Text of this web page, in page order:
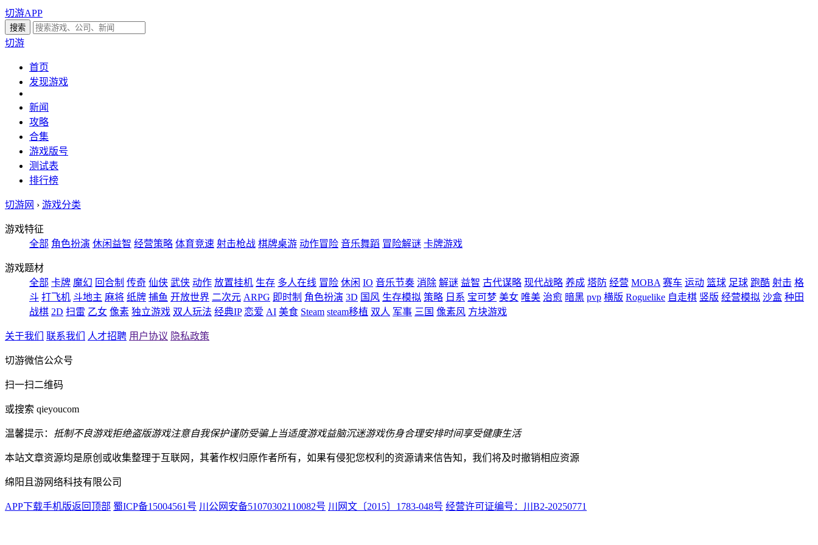
切游APP
切游
首页
发现游戏
新闻
攻略
合集
游戏版号
测试表
排行榜
切游网 › 游戏分类
游戏特征
全部 角色扮演 休闲益智 经营策略 体育竞速 射击枪战 棋牌桌游 动作冒险 音乐舞蹈 冒险解谜 卡牌游戏
游戏题材
全部 卡牌 魔幻 回合制 传奇 仙侠 武侠 动作 放置挂机 生存 多人在线 冒险 休闲 IO 音乐节奏 消除 解谜 益智 古代谋略 现代战略 养成 塔防 经营 MOBA 赛车 运动 篮球 足球 跑酷 射击 格
斗 打飞机 斗地主 麻将 纸牌 捕鱼 开放世界 二次元 ARPG 即时制 角色扮演 3D 国风 生存模拟 策略 日系 宝可梦 美女 唯美 治愈 暗黑 pvp 横版 Roguelike 自走棋 竖版 经营模拟 沙盒 种田
战棋 2D 扫雷 乙女 像素 独立游戏 双人玩法 经典IP 恋爱 AI 美食 Steam steam移植 双人 军事 三国 像素风 方块游戏
关于我们 联系我们 人才招聘 用户协议 隐私政策
切游微信公众号
扫一扫二维码
或搜索 qieyoucom
温馨提示： 抵制不良游戏拒绝盗版游戏注意自我保护谨防受骗上当适度游戏益脑沉迷游戏伤身合理安排时间享受健康生活
本站文章资源均是原创或收集整理于互联网，其著作权归原作者所有，如果有侵犯您权利的资源请来信告知，我们将及时撤销相应资源
绵阳且游网络科技有限公司
APP下载手机版返回顶部 蜀ICP备15004561号 川公网安备51070302110082号 川网文〔2015〕1783-048号 经营许可证编号：川B2-20250771